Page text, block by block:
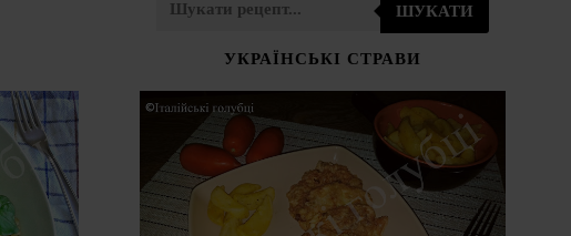
ШУКАТИ
УКРАЇНСЬКІ СТРАВИ